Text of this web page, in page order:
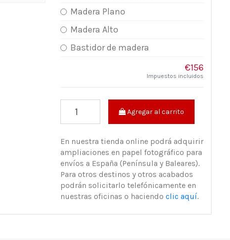
Madera Plano
Madera Alto
Bastidor de madera
€156
Impuestos incluidos
Agregar al carrito
En nuestra tienda online podrá adquirir
ampliaciones en papel fotográfico para
envíos a España (Península y Baleares).
Para otros destinos y otros acabados
podrán solicitarlo telefónicamente en
nuestras oficinas o haciendo clic aquí.